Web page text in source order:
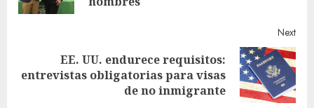
Next
Next
EE. UU. endurece requisitos:
entrevistas obligatorias para visas
de no inmigrante